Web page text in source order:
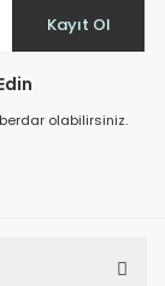
Kayıt Ol
olabilirsiniz.